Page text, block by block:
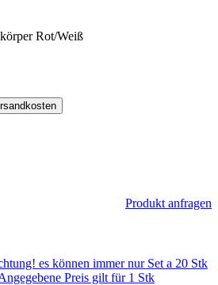
Produkt anfragen
es können immer nur Set a 20 Stk
Preis gilt für 1 Stk